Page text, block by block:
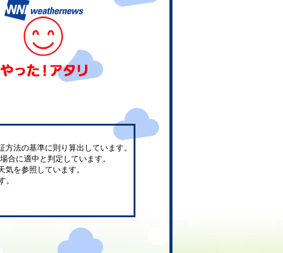
法の基準に則り算出しています。
合に適中と判定しています。
気を参照しています。
。